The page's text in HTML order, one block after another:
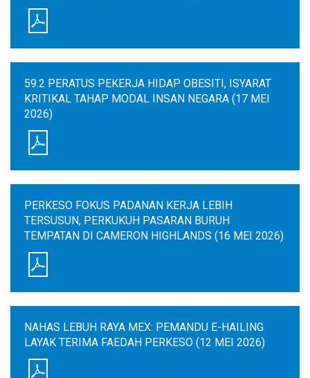
59.2 PERATUS PEKERJA HIDAP OBESITI, ISYARAT
KRITIKAL TAHAP MODAL INSAN NEGARA (17 MEI
2026)
PERKESO FOKUS PADANAN KERJA LEBIH
TERSUSUN, PERKUKUH PASARAN BURUH
TEMPATAN DI CAMERON HIGHLANDS (16 MEI 2026)
NAHAS LEBUH RAYA MEX: PEMANDU E-HAILING
LAYAK TERIMA FAEDAH PERKESO (12 MEI 2026)